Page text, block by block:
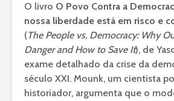
O livro O Povo Contra a
nossa liberdade está em risco e
(The People vs. Democracy: Why
Danger and How to Save It), de
exame detalhado da crise da
século XXI. Mounk, um cientista
historiador, argumenta que o